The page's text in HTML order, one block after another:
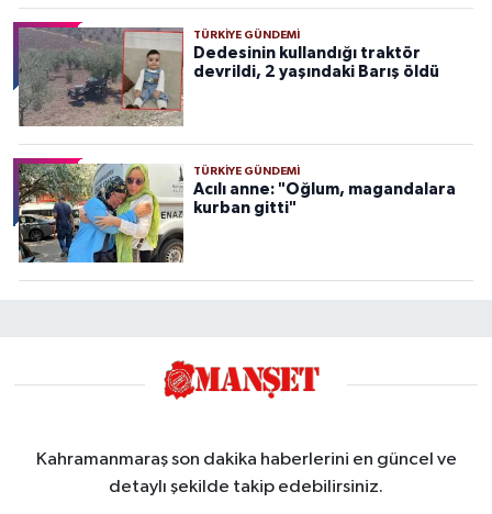
TÜRKIYE GÜNDEMI
Dedesinin kullandığı traktör
devrildi, 2 yaşındaki Barış öldü
TÜRKIYE GÜNDEMI
Acılı anne: "Oğlum, magandalara
kurban gitti"
Kahramanmaraş son dakika haberlerini en güncel ve
detaylı şekilde takip edebilirsiniz.